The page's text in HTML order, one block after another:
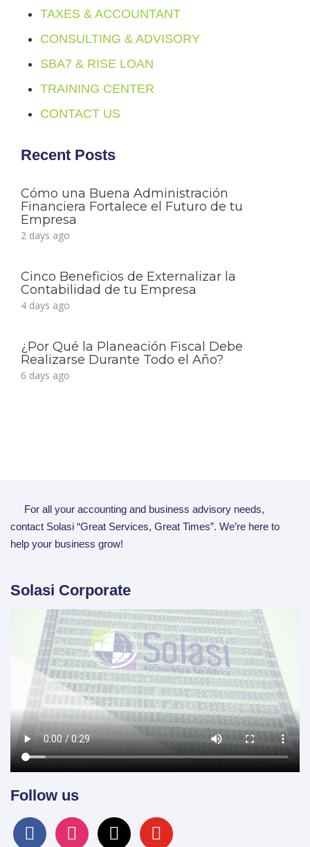
TAXES & ACCOUNTANT
CONSULTING & ADVISORY
SBA7 & RISE LOAN
TRAINING CENTER
CONTACT US
Recent Posts
Cómo una Buena Administración
Financiera Fortalece el Futuro de tu
Empresa
2 days ago
Cinco Beneficios de Externalizar la
Contabilidad de tu Empresa
4 days ago
¿Por Qué la Planeación Fiscal Debe
Realizarse Durante Todo el Año?
6 days ago
For all your accounting and business advisory needs,
contact Solasi “Great Services, Great Times”. We’re here to
help your business grow!
Solasi Corporate
Follow us
facebookinstagram
x youtube